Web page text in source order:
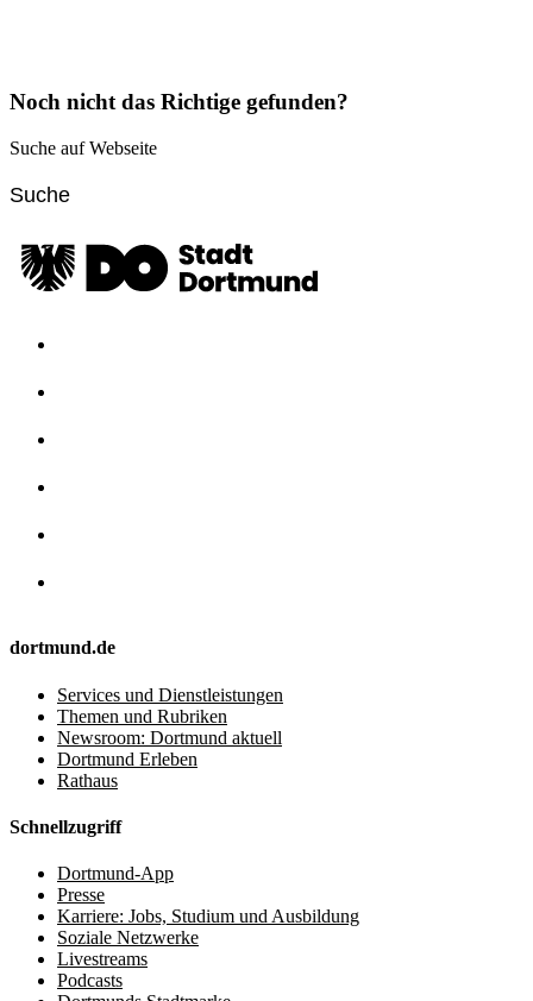
Noch nicht das Richtige gefunden?
Suche auf Webseite
dortmund.de
Services und Dienstleistungen
Themen und Rubriken
Newsroom: Dortmund aktuell
Dortmund Erleben
Rathaus
Schnellzugriff
Dortmund-App
Presse
Karriere: Jobs, Studium und Ausbildung
Soziale Netzwerke
Livestreams
Podcasts